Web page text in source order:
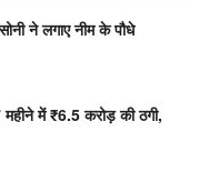
ने लगाए नीम के पौधे
में ₹6.5 करोड़ की ठगी,